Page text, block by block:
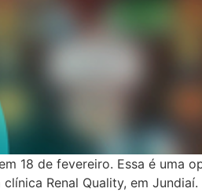
18 de fevereiro. Essa é uma
Renal Quality, em